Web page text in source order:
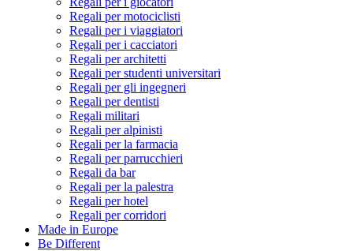
Regali per motociclisti
Regali per i viaggiatori
Regali per i cacciatori
Regali per architetti
Regali per studenti universitari
Regali per gli ingegneri
Regali per dentisti
Regali militari
Regali per alpinisti
Regali per la farmacia
Regali per parrucchieri
Regali da bar
Regali per la palestra
Regali per hotel
Regali per corridori
Made in Europe
Be Different